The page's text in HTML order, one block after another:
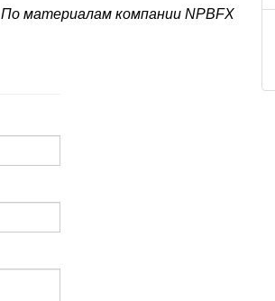
По материалам компании NPBFX